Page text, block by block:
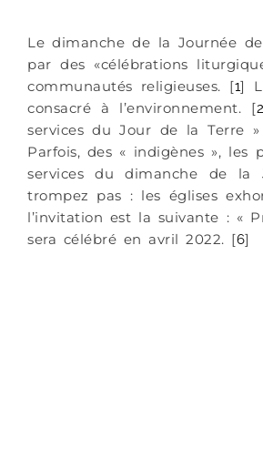
Le dimanche de la Journée
par des «célébrations
communautés religieuses. [1]
consacré à l’environnement. [
services du Jour de la Terre
Parfois, des « indigènes », les
services du dimanche de la
trompez pas : les églises
l’invitation est la suivante : «
sera célébré en avril 2022. [6]